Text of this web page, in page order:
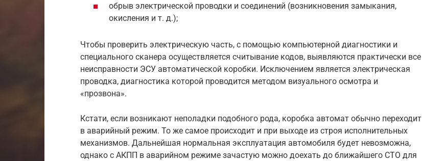
обрыв электрической проводки и соединений (возникновения замыкания,
окисления и т. д.);
Чтобы проверить электрическую часть, с помощью компьютерной диагностики и
специального сканера осуществляется считывание кодов, выявляются практически все
неисправности ЭСУ автоматической коробки. Исключением является электрическая
проводка, диагностика которой проводится методом визуального осмотра и
«прозвона».
Кстати, если возникают неполадки подобного рода, коробка автомат обычно переходит
в аварийный режим. То же самое происходит и при выходе из строя исполнительных
механизмов. Дальнейшая нормальная эксплуатация автомобиля будет невозможна,
однако с АКПП в аварийном режиме зачастую можно доехать до ближайшего СТО для